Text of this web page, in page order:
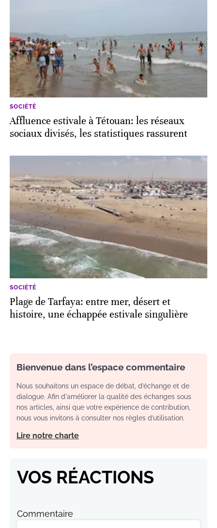
SOCIÉTÉ
Affluence estivale à Tétouan: les réseaux
sociaux divisés, les statistiques rassurent
SOCIÉTÉ
Plage de Tarfaya: entre mer, désert et
histoire, une échappée estivale singulière
Bienvenue dans l’espace commentaire
Nous souhaitons un espace de débat, d’échange et de
dialogue. Afin d'améliorer la qualité des échanges sous
nos articles, ainsi que votre expérience de contribution,
nous vous invitons à consulter nos règles d’utilisation.
Lire notre charte
VOS RÉACTIONS
Commentaire